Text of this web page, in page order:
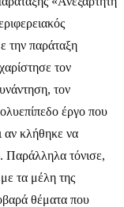
την παράταξη
τον
τον
έργο που
αν κλήθηκε να
Παράλληλα τόνισε,
τα μέλη της
θέματα που